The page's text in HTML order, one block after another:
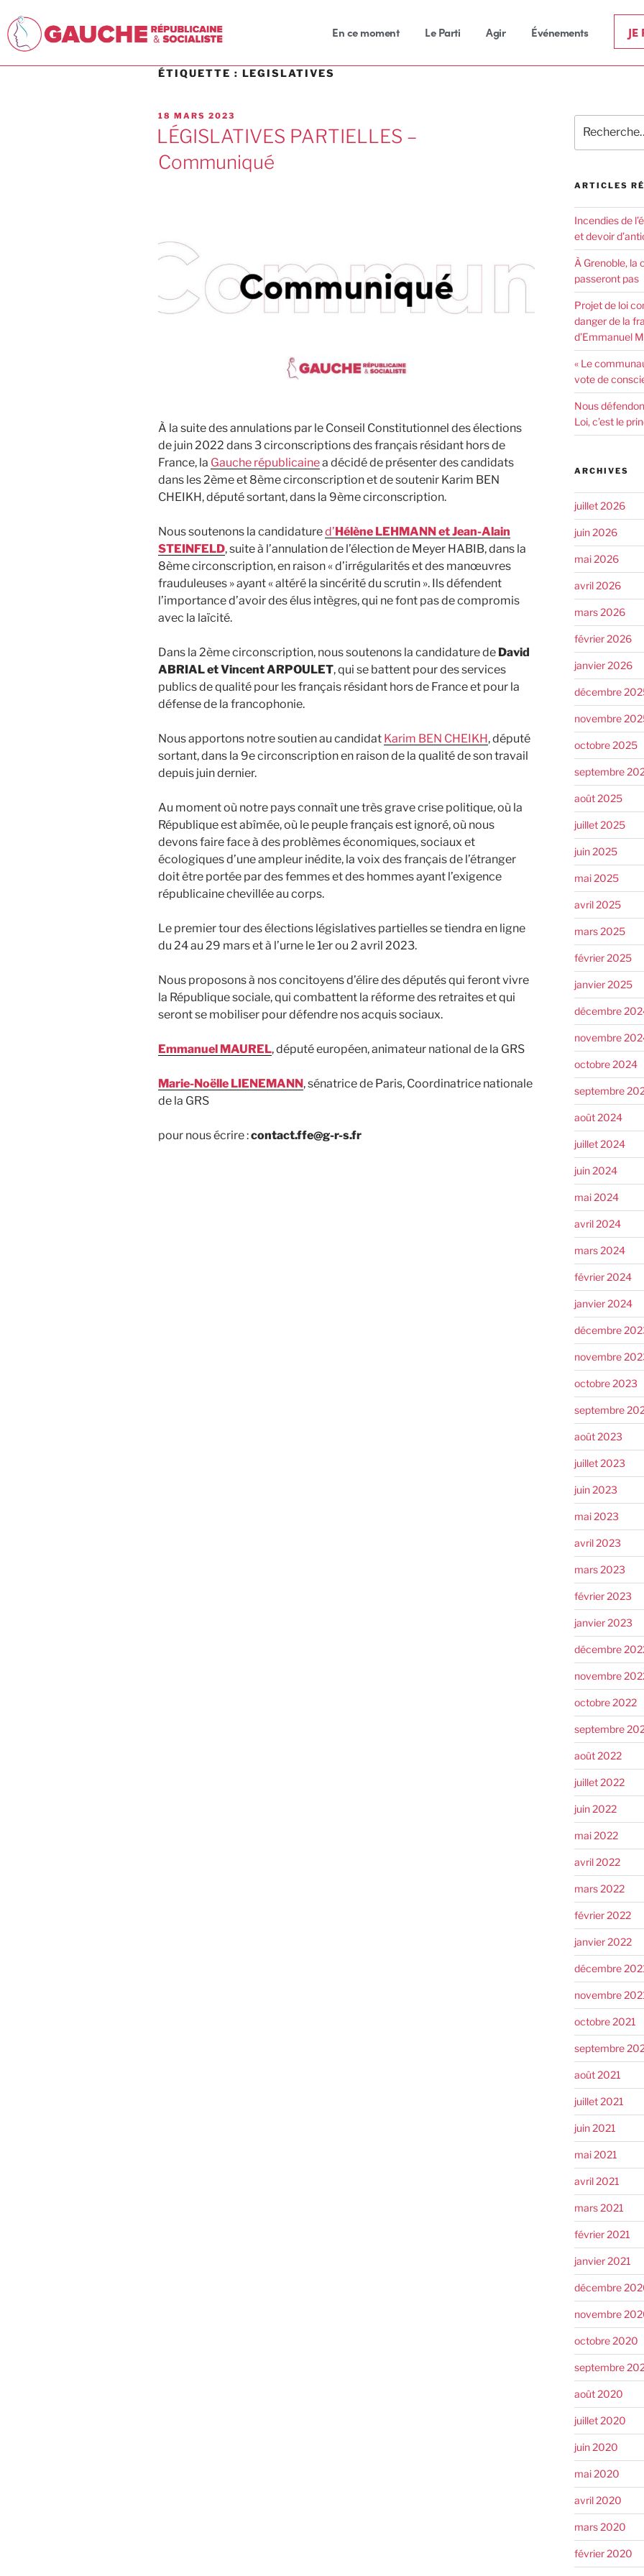
En ce moment Le Parti Agir Événements JE
ÉTIQUETTE : LEGISLATIVES
18 MARS 2023
LÉGISLATIVES PARTIELLES –
Communiqué
À la suite des annulations par le Conseil Constitutionnel des élections
de juin 2022 dans 3 circonscriptions des français résidant hors de
France, la Gauche républicainea décidé de présenter des candidats
dans les 2ème et 8ème circonscription et de soutenir Karim BEN
CHEIKH, député sortant, dans la 9ème circonscription.
Nous soutenons la candidatured’Hélène LEHMANN et Jean-Alain
STEINFELD, suite à l’annulation de l’élection de Meyer HABIB, dans la
8ème circonscription, en raison « d’irrégularités et des manœuvres
frauduleuses » ayant « altéré la sincérité du scrutin ». Ils défendent
l’importance d’avoir des élus intègres, qui ne font pas de compromis
avec la laïcité.
Dans la 2ème circonscription, nous soutenons la candidature de David
ABRIAL et Vincent ARPOULET, qui se battent pour des services
publics de qualité pour les français résidant hors de France et pour la
défense de la francophonie.
Nous apportons notre soutien au candidat Karim BEN CHEIKH, député
sortant, dans la 9e circonscription en raison de la qualité de son travail
depuis juin dernier.
Au moment où notre pays connaît une très grave crise politique, où la
République est abîmée, où le peuple français est ignoré, où nous
devons faire face à des problèmes économiques, sociaux et
écologiques d’une ampleur inédite, la voix des français de l’étranger
doit être portée par des femmes et des hommes ayant l’exigence
républicaine chevillée au corps.
Le premier tour des élections législatives partielles se tiendra en ligne
du 24 au 29 mars et à l’urne le 1er ou 2 avril 2023.
Nous proposons à nos concitoyens d’élire des députés qui feront vivre
la République sociale, qui combattent la réforme des retraites et qui
seront se mobiliser pour défendre nos acquis sociaux.
Emmanuel MAUREL, député européen, animateur national de la GRS
Marie-Noëlle LIENEMANN, sénatrice de Paris, Coordinatrice nationale
de la GRS
pour nous écrire :contact.ffe@g-r-s.fr
ARTICLES
Incendies de
et devoir
À Grenoble, la
passeront pas
Projet de loi
danger de la
d’Emmanuel
« Le
vote de
Nous
Loi, c’est le
ARCHIVES
juillet 2026
juin 2026
mai 2026
avril 2026
mars 2026
février 2026
janvier 2026
décembre
novembre
octobre 2025
septembre
août 2025
juillet 2025
juin 2025
mai 2025
avril 2025
mars 2025
février 2025
janvier 2025
décembre
novembre
octobre 2024
septembre
août 2024
juillet 2024
juin 2024
mai 2024
avril 2024
mars 2024
février 2024
janvier 2024
décembre
novembre
octobre 2023
septembre
août 2023
juillet 2023
juin 2023
mai 2023
avril 2023
mars 2023
février 2023
janvier 2023
décembre
novembre
octobre 2022
septembre
août 2022
juillet 2022
juin 2022
mai 2022
avril 2022
mars 2022
février 2022
janvier 2022
décembre
novembre
octobre 2021
septembre
août 2021
juillet 2021
juin 2021
mai 2021
avril 2021
mars 2021
février 2021
janvier 2021
décembre
novembre
octobre 2020
septembre
août 2020
juillet 2020
juin 2020
mai 2020
avril 2020
mars 2020
février 2020